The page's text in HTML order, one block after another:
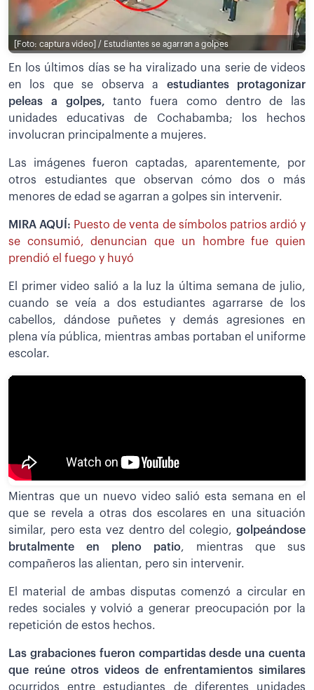
[Foto: captura video] / Estudiantes se agarran a golpes
En los últimos días se ha viralizado una serie de videos
en los que se observa a estudiantes protagonizar
peleas a golpes, tanto fuera como dentro de las
unidades educativas de Cochabamba; los hechos
involucran principalmente a mujeres.
Las imágenes fueron captadas, aparentemente, por
otros estudiantes que observan cómo dos o más
menores de edad se agarran a golpes sin intervenir.
MIRA AQUÍ: Puesto de venta de símbolos patrios ardió y
se consumió, denuncian que un hombre fue quien
prendió el fuego y huyó
El primer video salió a la luz la última semana de julio,
cuando se veía a dos estudiantes agarrarse de los
cabellos, dándose puñetes y demás agresiones en
plena vía pública, mientras ambas portaban el uniforme
escolar.
Mientras que un nuevo video salió esta semana en el
que se revela a otras dos escolares en una situación
similar, pero esta vez dentro del colegio, golpeándose
brutalmente en pleno patio, mientras que sus
compañeros las alientan, pero sin intervenir.
El material de ambas disputas comenzó a circular en
redes sociales y volvió a generar preocupación por la
repetición de estos hechos.
Las grabaciones fueron compartidas desde una cuenta
que reúne otros videos de enfrentamientos similares
ocurridos entre estudiantes de diferentes unidades